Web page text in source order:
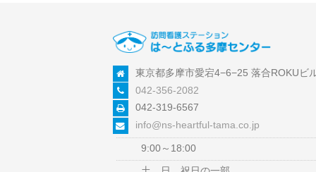
東京都多摩市愛宕4−6−25 落合ROKUビ
042-356-2082
042-319-6567
info@ns-heartful-tama.co.jp
9:00～18:00